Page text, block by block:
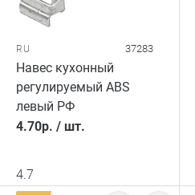
RU 37283
Навес кухонный
регулируемый ABS
левый РФ
4.70р. / шт.
4.7